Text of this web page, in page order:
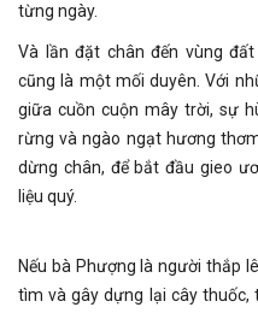
từng ngày.
Và lần đặt chân đến vùng
cũng là một mối duyên. Với
giữa cuồn cuộn mây trời, sự
rừng và ngào ngạt hương
dừng chân, để bắt đầu gieo
liệu quý.
Nếu bà Phượng là người thắp
tìm và gây dựng lại cây thuốc,